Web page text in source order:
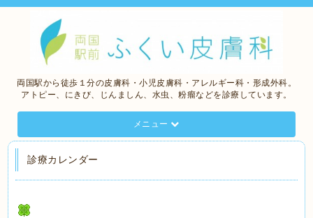
両国駅から徒歩１分の皮膚科・小児皮膚科・アレルギー科・形成外科。
アトピー、にきび、じんましん、水虫、粉瘤などを診療しています。
メニュー
診療カレンダー